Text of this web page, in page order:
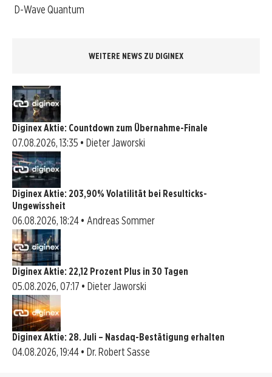
D-Wave Quantum
WEITERE NEWS ZU DIGINEX
Diginex Aktie: Countdown zum Übernahme-Finale
07.08.2026, 13:35 • Dieter Jaworski
Diginex Aktie: 203,90% Volatilität bei Resulticks-
Ungewissheit
06.08.2026, 18:24 • Andreas Sommer
Diginex Aktie: 22,12 Prozent Plus in 30 Tagen
05.08.2026, 07:17 • Dieter Jaworski
Diginex Aktie: 28. Juli – Nasdaq-Bestätigung erhalten
04.08.2026, 19:44 • Dr. Robert Sasse